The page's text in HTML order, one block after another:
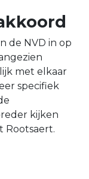
de NVD in op
met elkaar
specifiek
kijken
Rootsaert.